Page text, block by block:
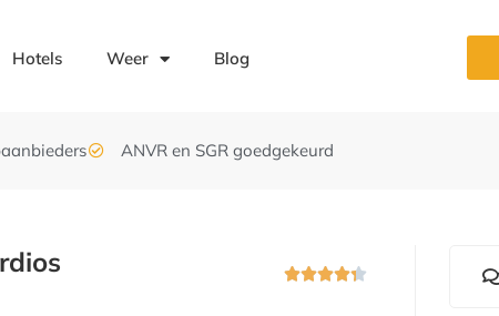
Hotels Weer Blog
ANVR en SGR goedgekeurd
